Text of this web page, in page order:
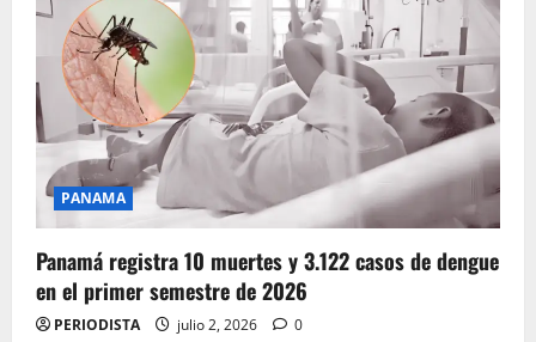
PANAMA
Panamá registra 10 muertes y 3.122 casos de dengue
en el primer semestre de 2026
PERIODISTA julio 2, 2026 0